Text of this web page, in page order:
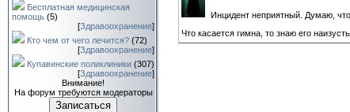
Бесплатная медицинская
помощь (5)
[Здравоохранение]
Кто чем от чего лечится? (72)
[Здравоохранение]
Купавинские поликлиники (307)
[Здравоохранение]
Внимание!
На форум требуются модераторы
Записаться
Инцидент неприятный. Думаю,
Что касается гимна, то знаю его